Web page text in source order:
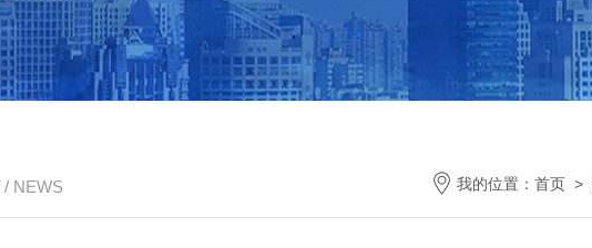
/ NEWS 我的位置： 首页 >